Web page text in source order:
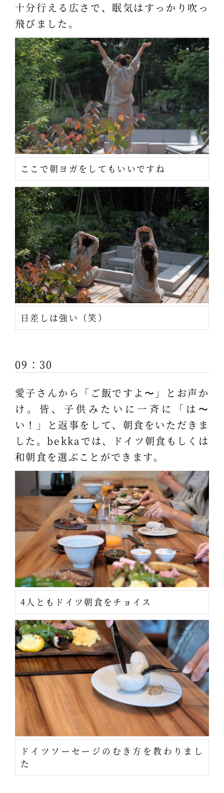
十分行える広さで、眠気はすっかり吹っ
飛びました。
ここで朝ヨガをしてもいいですね
日差しは強い（笑）
09：30
愛子さんから「ご飯ですよ〜」とお声か
け。皆、子供みたいに一斉に「は〜
い！」と返事をして、朝食をいただきま
した。bekkaでは、ドイツ朝食もしくは
和朝食を選ぶことができます。
4人ともドイツ朝食をチョイス
ドイツソーセージのむき方を教わりまし
た